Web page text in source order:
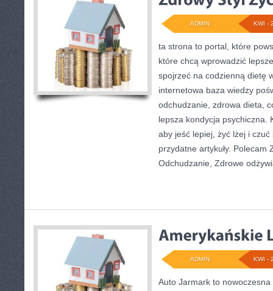
KWI -
ADMIN
ta strona to portal, które
które chcą wprowadzić
spojrzeć na codzienną dietę
internetowa baza wiedzy
odchudzanie, zdrowa dieta,
lepsza kondycja psychiczna.
aby jeść lepiej, żyć lżej i
przydatne artykuły. Polecam
Odchudzanie, Zdrowe
KWI -
ADMIN
Auto Jarmark to